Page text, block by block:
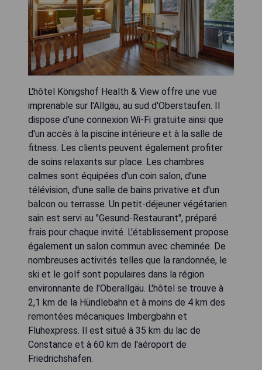
L'hôtel Königshof Health & View offre une vue
imprenable sur l'Allgäu, au sud d'Oberstaufen. Il
dispose d'une connexion Wi-Fi gratuite ainsi que
d'un accès à la piscine intérieure et à la salle de
fitness. Les clients peuvent également profiter
de soins relaxants sur place. Les chambres
calmes sont équipées d'un coin salon, d'une
télévision, d'une salle de bains privative et d'un
balcon ou terrasse. Un petit-déjeuner végétarien
sain est servi au "Gesund-Restaurant", préparé
frais pour chaque invité. L'établissement propose
également un salon commun avec cheminée. De
nombreuses activités telles que la randonnée, le
ski et le golf sont populaires dans la région
environnante de l'Oberallgäu. L'hôtel se trouve à
2,1 km de la Hündlebahn et à moins de 4 km des
remontées mécaniques Imbergbahn et
Fluhexpress. Il est situé à 35 km du lac de
Constance et à 60 km de l'aéroport de
Friedrichshafen.